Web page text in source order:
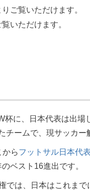
りご覧いただけます。
いただけます。
に、日本代表は出
ームで、現サッカ
らフットサル日本代表
ベスト16進出です。
では、日本はこれま